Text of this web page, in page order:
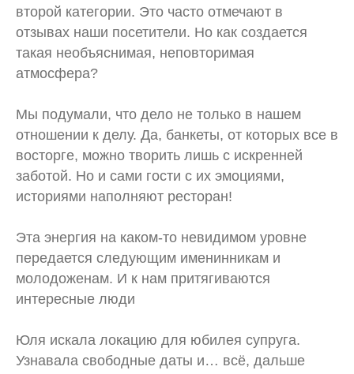
второй категории. Это часто отмечают в
отзывах наши посетители. Но как создается
такая необъяснимая, неповторимая
атмосфера?
Мы подумали, что дело не только в нашем
отношении к делу. Да, банкеты, от которых все в
восторге, можно творить лишь с искренней
заботой. Но и сами гости с их эмоциями,
историями наполняют ресторан!
Эта энергия на каком-то невидимом уровне
передается следующим именинникам и
молодоженам. И к нам притягиваются
интересные люди
Юля искала локацию для юбилея супруга.
Узнавала свободные даты и… всё, дальше